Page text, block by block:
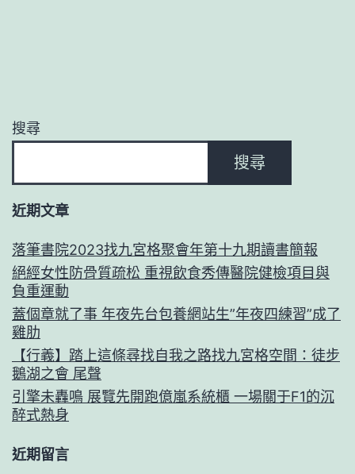
搜尋
搜尋
近期文章
落筆書院2023找九宮格聚會年第十九期讀書簡報
絕經女性防骨質疏松 重視飲食秀傳醫院健檢項目與
負重運動
蓋個章就了事 年夜先台包養網站生”年夜四練習”成了
雞肋
【行義】踏上這條尋找自我之路找九宮格空間：徒步
鵝湖之會 尾聲
引擎未轟鳴 展覽先開跑億嵐系統櫃 一場關于F1的沉
醉式熱身
近期留言